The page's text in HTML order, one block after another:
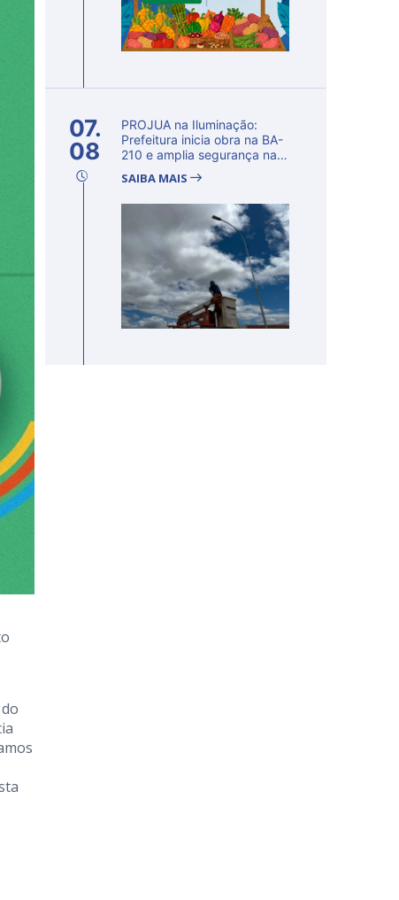
07.
08
PROJUA na Iluminação:
Prefeitura inicia obra na BA-
210 e amplia segurança na
SAIBA MAIS